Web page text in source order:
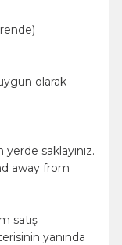
olarak
saklayınız.
away from
satış
yanında